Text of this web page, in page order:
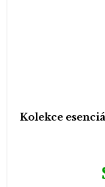
Kolekce